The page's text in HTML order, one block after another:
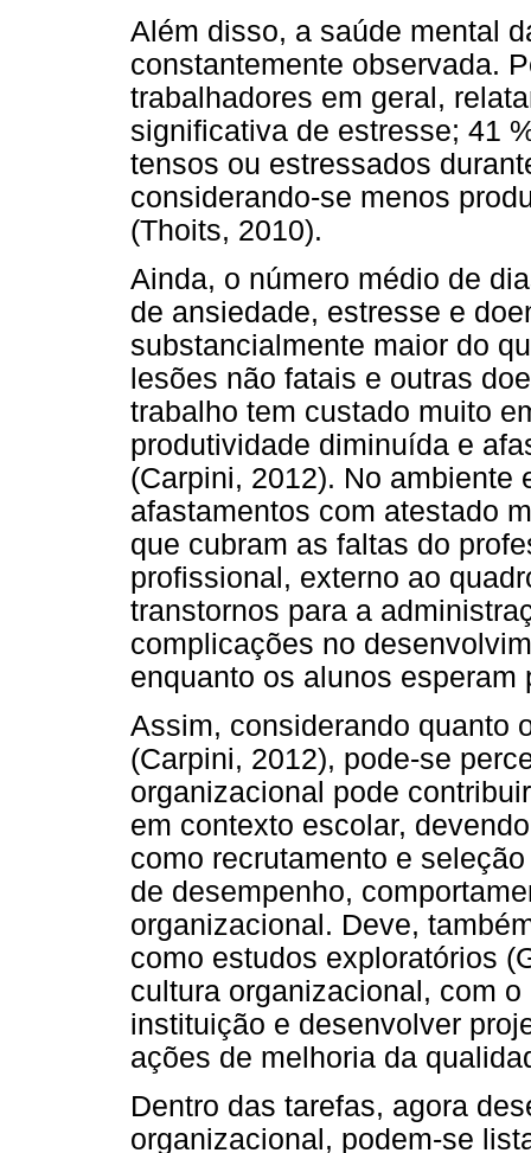
Além disso, a saúde mental
constantemente observada.
trabalhadores em geral,
significativa de estresse; 41
tensos ou estressados
considerando-se menos
(Thoits, 2010).
Ainda, o número médio de
de ansiedade, estresse e
substancialmente maior do
lesões não fatais e outras
trabalho tem custado muito
produtividade diminuída e
(Carpini, 2012). No ambiente
afastamentos com atestado
que cubram as faltas do
profissional, externo ao
transtornos para a
complicações no
enquanto os alunos
Assim, considerando quanto
(Carpini, 2012), pode-se
organizacional pode
em contexto escolar,
como recrutamento e
de desempenho,
organizacional. Deve,
como estudos exploratórios
cultura organizacional, com
instituição e desenvolver
ações de melhoria da
Dentro das tarefas, agora
organizacional, podem-se